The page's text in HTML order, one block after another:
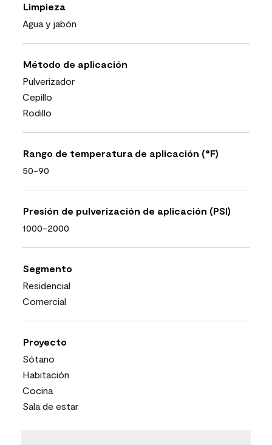
Limpieza
Agua y jabón
Método de aplicación
Pulverizador
Cepillo
Rodillo
Rango de temperatura de aplicación (°F)
50-90
Presión de pulverización de aplicación (PSI)
1000-2000
Segmento
Residencial
Comercial
Proyecto
Sótano
Habitación
Cocina
Sala de estar